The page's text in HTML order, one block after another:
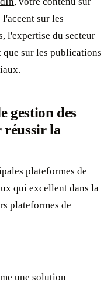
sur les
l'expertise du secteur
sur les publications
gestion des
réussir la
plateformes de
qui excellent dans la
plateformes de
une solution